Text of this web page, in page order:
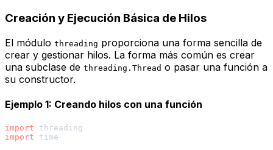
Creación y Ejecución Básica de Hilos
El módulo threading proporciona una forma sencilla de
crear y gestionar hilos. La forma más común es crear
una subclase de threading.Thread o pasar una función a
su constructor.
Ejemplo 1: Creando hilos con una función
import
import time